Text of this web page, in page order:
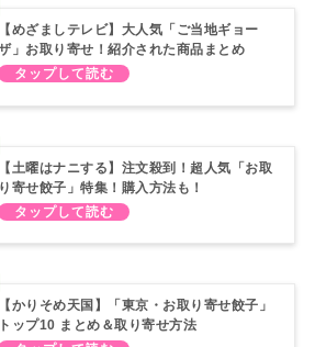
【めざましテレビ】大人気「ご当地ギョー
」お取り寄せ！紹介された商品まとめ
【土曜はナニする】注文殺到！超人気「お取
り寄せ餃子」特集！購入方法も！
【かりそめ天国】「東京・お取り寄せ餃子」
トップ10 まとめ＆取り寄せ方法